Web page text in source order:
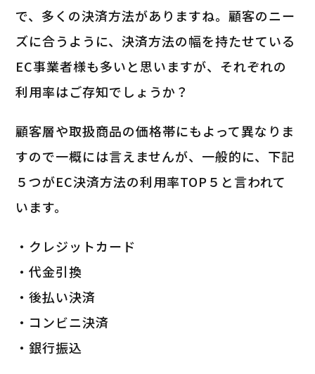
で、多くの決済方法がありますね。顧客のニー
ズに合うように、決済方法の幅を持たせている
EC事業者様も多いと思いますが、それぞれの
利用率はご存知でしょうか？
顧客層や取扱商品の価格帯にもよって異なりま
すので一概には言えませんが、一般的に、下記
５つがEC決済方法の利用率TOP５と言われて
います。
・クレジットカード
・代金引換
・後払い決済
・コンビニ決済
・銀行振込